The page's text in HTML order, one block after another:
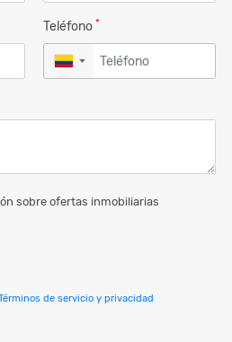
Teléfono *
▼
sobre ofertas inmobiliarias
de servicio y privacidad